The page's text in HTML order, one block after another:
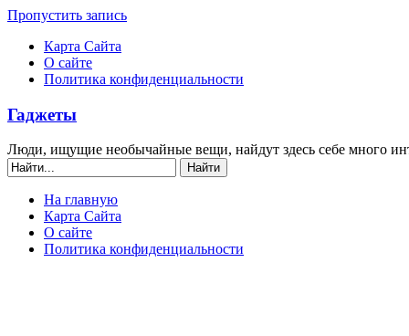
Пропустить запись
Карта Сайта
О сайте
Политика конфиденциальности
Гаджеты
Люди, ищущие необычайные вещи, найдут здесь себе много
На главную
Карта Сайта
О сайте
Политика конфиденциальности